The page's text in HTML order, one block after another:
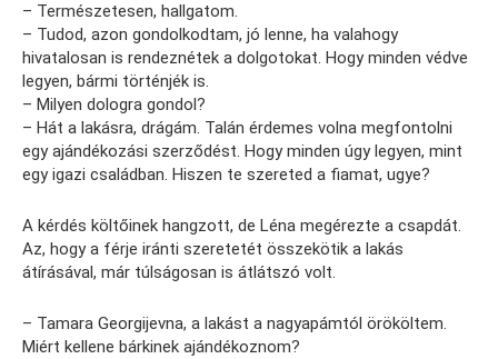
– Természetesen, hallgatom.
– Tudod, azon gondolkodtam, jó lenne, ha valahogy
hivatalosan is rendeznétek a dolgotokat. Hogy minden védve
legyen, bármi történjék is.
– Milyen dologra gondol?
– Hát a lakásra, drágám. Talán érdemes volna megfontolni
egy ajándékozási szerződést. Hogy minden úgy legyen, mint
egy igazi családban. Hiszen te szereted a fiamat, ugye?
A kérdés költőinek hangzott, de Léna megérezte a csapdát.
Az, hogy a férje iránti szeretetét összekötik a lakás
átírásával, már túlságosan is átlátszó volt.
– Tamara Georgijevna, a lakást a nagyapámtól örököltem.
Miért kellene bárkinek ajándékoznom?